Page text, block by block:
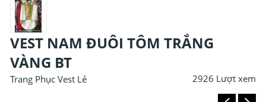
VEST NAM ĐUÔI TÔM TRẮNG
VÀNG BT
Trang Phục Vest Lẻ 2926 Lượt xem